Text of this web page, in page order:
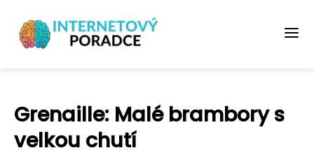
Grenaille: Malé brambory s
velkou chutí